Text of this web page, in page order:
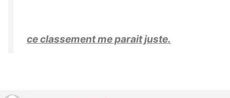
ce classement me parait juste.